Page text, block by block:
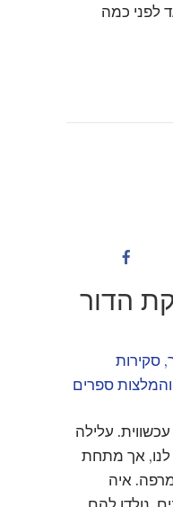
לפני כמה
הדור
, סקירות
והמלצות ספרים
עלילה
לנו, אך מתחת
איה